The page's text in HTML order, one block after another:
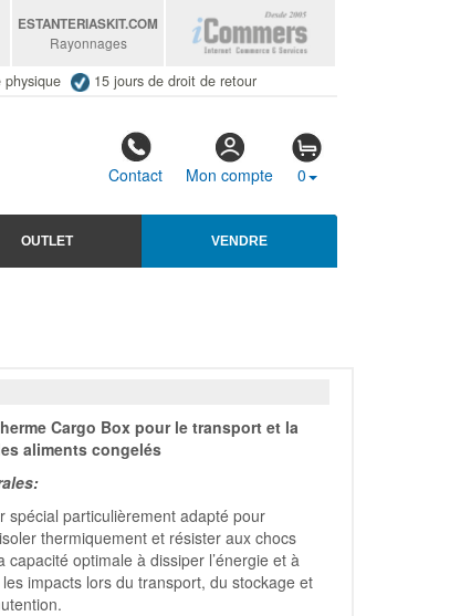
ESTANTERIASKIT.COM
Rayonnages
physique 15 jours de droit de retour
Contact Mon compte 0
OUTLET VENDRE
Cargo Box pour le transport et la
aliments congelés
spécial particulièrement adapté pour
thermiquement et résister aux chocs
capacité optimale à dissiper l’énergie et à
impacts lors du transport, du stockage et